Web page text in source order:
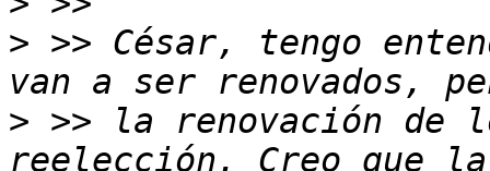
> >> César, tengo
> >> la renovación de